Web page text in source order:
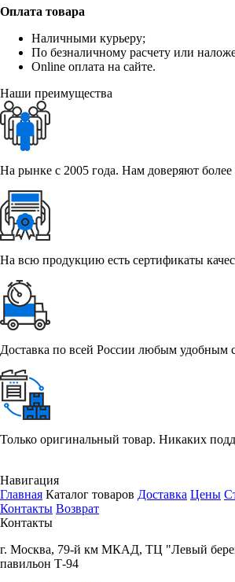
Оплата товара
Наличными курьеру;
По безналичному расчету или
Online оплата на сайте.
Наши преимущества
На рынке с 2005 года. Нам доверяют более
На всю продукцию есть сертификаты
Доставка по всей России любым удобным
Только оригинальный товар. Никаких
Навигация
Главная Каталог товаров Доставка Цены
Контакты Возврат
Контакты
г. Москва, 79-й км МКАД, ТЦ "Левый
павильон Т-94